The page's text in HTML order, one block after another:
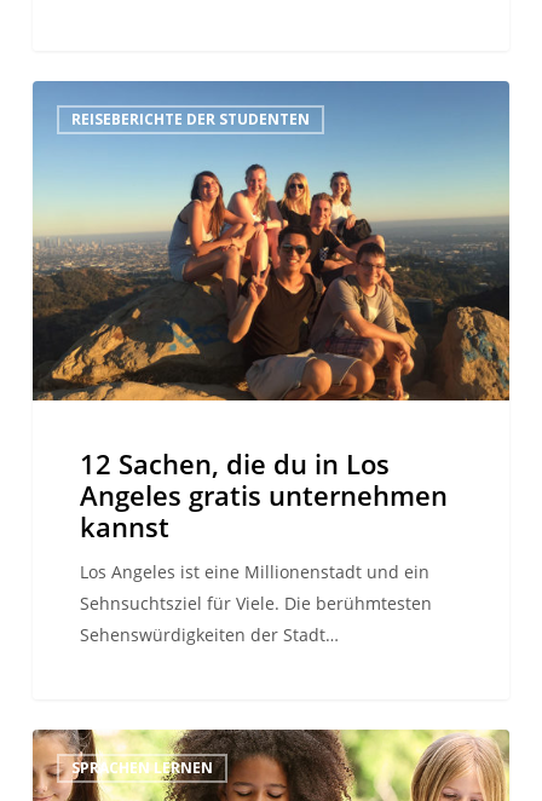
Sachen,
Los
Angeles
gratis
unternehmen
kannst
REISEBERICHTE DER STUDENTEN
12 Sachen, die du in Los
Angeles gratis unternehmen
kannst
Los Angeles ist eine Millionenstadt und ein
Sehnsuchtsziel für Viele. Die berühmtesten
Sehenswürdigkeiten der Stadt…
Die
bestenSPRACHEN LERNEN